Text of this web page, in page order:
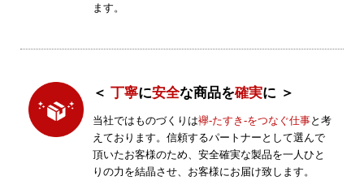
ます。
＜丁寧に安全な商品を確実に ＞
当社ではものづくりは襷-たすき-をつなぐ仕事と考
えております。信頼するパートナーとして選んで
頂いたお客様のため、安全確実な製品を一人ひと
りの力を結晶させ、お客様にお届け致します。